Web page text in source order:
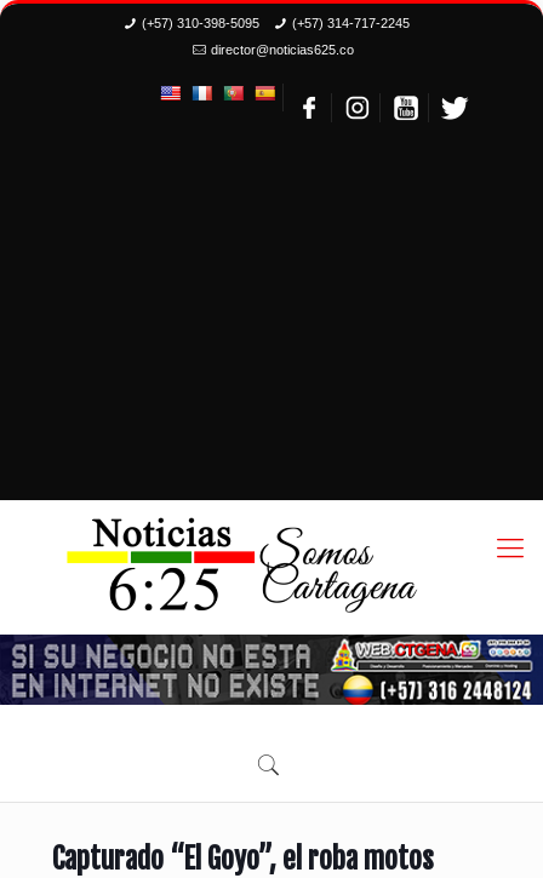
(+57) 310-398-5095
(+57) 314-717-2245
director@noticias625.co
Capturado “El Goyo”, el roba motos